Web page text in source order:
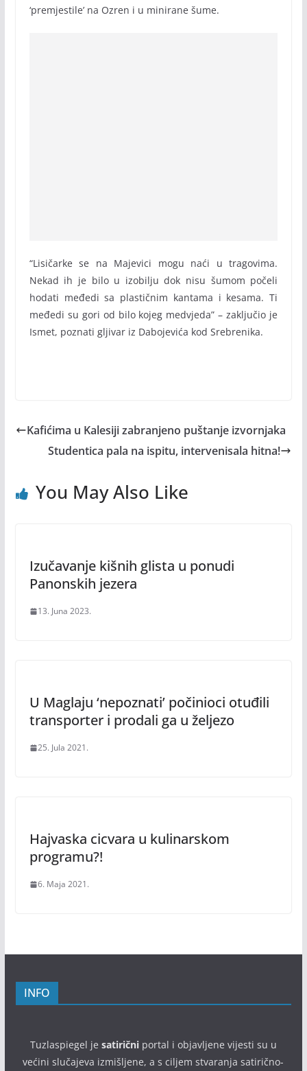
‘premjestile’ na Ozren i u minirane šume.
“Lisičarke se na Majevici mogu naći u tragovima.
Nekad ih je bilo u izobilju dok nisu šumom počeli
hodati međedi sa plastičnim kantama i kesama. Ti
međedi su gori od bilo kojeg medvjeda” – zaključio je
Ismet, poznati gljivar iz Dabojevića kod Srebrenika.
Kafićima u Kalesiji zabranjeno puštanje izvornjaka
Studentica pala na ispitu, intervenisala hitna!
You May Also Like
Izučavanje kišnih glista u ponudi
Panonskih jezera
13. Juna 2023.
U Maglaju ‘nepoznati’ počinioci otuđili
transporter i prodali ga u željezo
25. Jula 2021.
Hajvaska cicvara u kulinarskom
programu?!
6. Maja 2021.
INFO
Tuzlaspiegel je satiričniportal i objavljene vijesti su u
većini slučajeva izmišljene, a s ciljem stvaranja satirično-